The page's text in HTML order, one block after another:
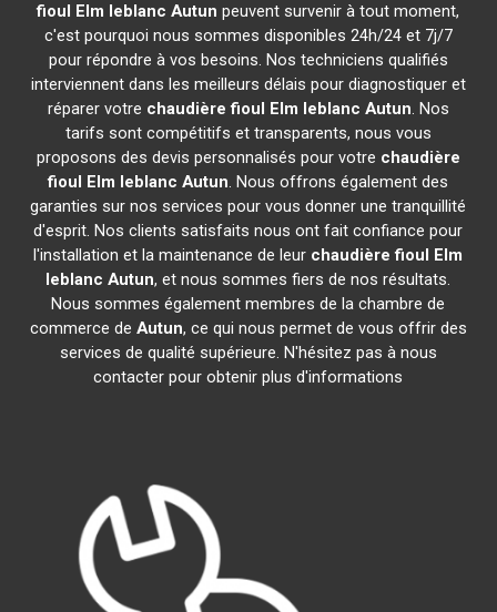
fioul Elm leblanc Autun peuvent survenir à tout moment,
c'est pourquoi nous sommes disponibles 24h/24 et 7j/7
pour répondre à vos besoins. Nos techniciens qualifiés
interviennent dans les meilleurs délais pour diagnostiquer et
réparer votre chaudière fioul Elm leblanc Autun. Nos
tarifs sont compétitifs et transparents, nous vous
proposons des devis personnalisés pour votre chaudière
fioul Elm leblanc Autun. Nous offrons également des
garanties sur nos services pour vous donner une tranquillité
d'esprit. Nos clients satisfaits nous ont fait confiance pour
l'installation et la maintenance de leur chaudière fioul Elm
leblanc Autun, et nous sommes fiers de nos résultats.
Nous sommes également membres de la chambre de
commerce de Autun, ce qui nous permet de vous offrir des
services de qualité supérieure. N'hésitez pas à nous
contacter pour obtenir plus d'informations